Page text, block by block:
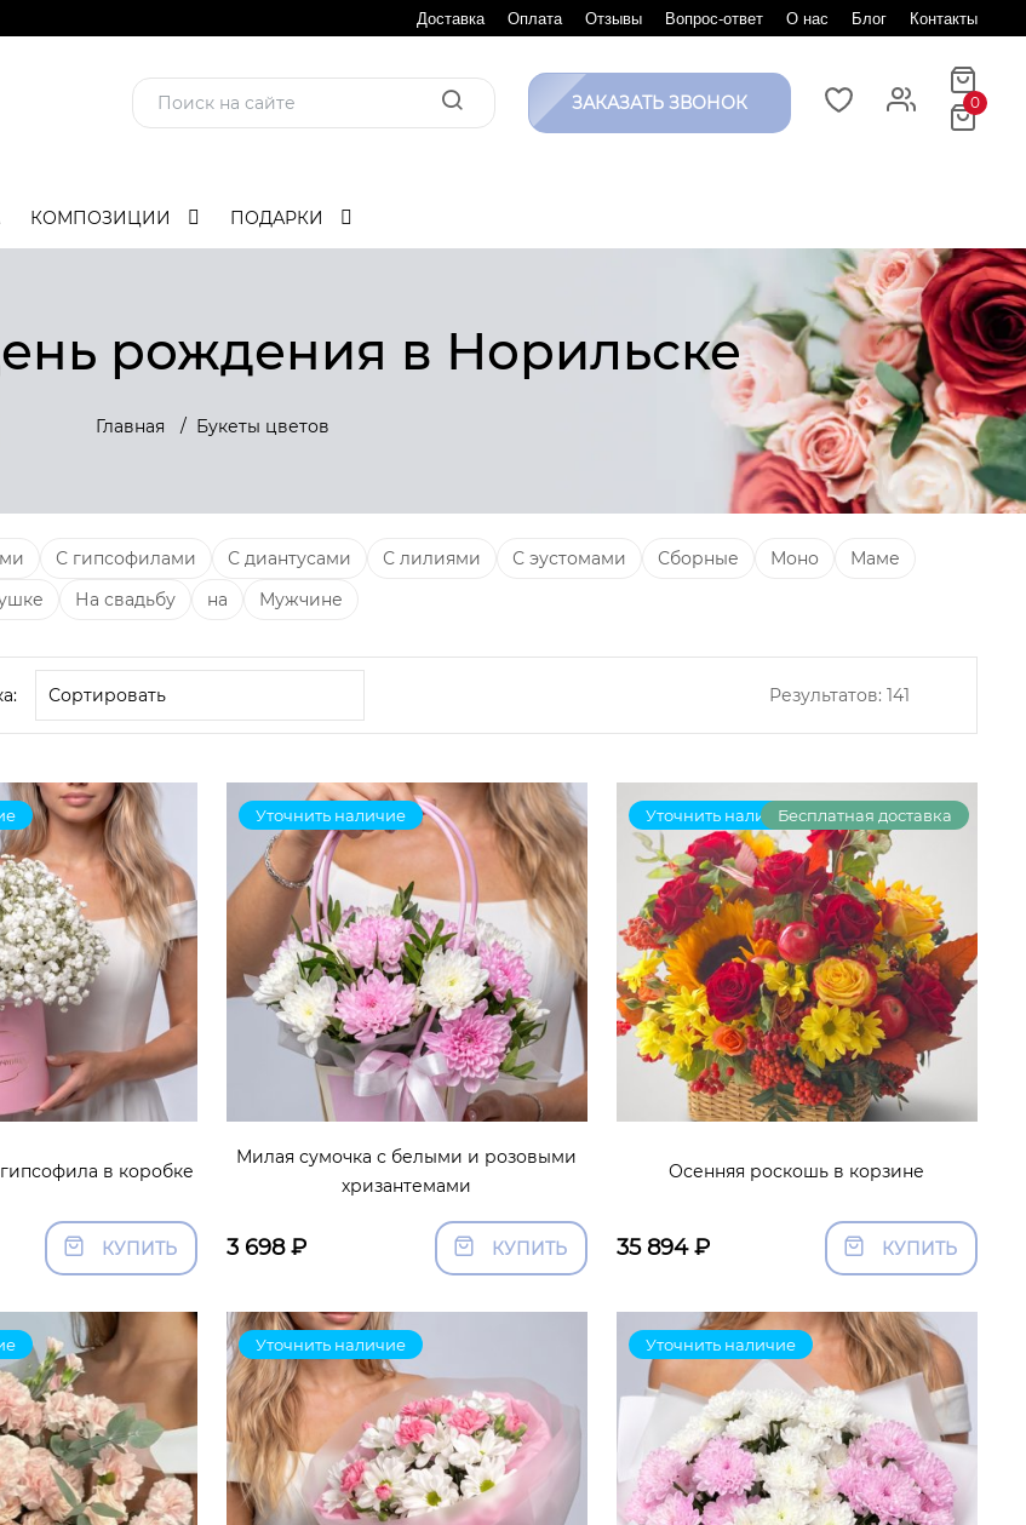
Доставка Оплата Отзывы Вопрос-ответ О нас Блог Контакты
ЗАКАЗАТЬ ЗВОНОК 0
КОМПОЗИЦИИ ПОДАРКИ
рождения в Норильске
Главная Букеты цветов
С гипсофилами С диантусами С лилиями С эустомами Сборные Моно
Маме
На свадьбу на Мужчине
Результатов: 141
в коробке
КУПИТЬ
Уточнить наличие
Милая сумочка с белыми и розовыми
хризантемами
3 698₽ КУПИТЬ
Уточнить наличиеБесплатная доставка
Осенняя роскошь в корзине
35 894₽ КУПИТЬ
Уточнить наличие Уточнить наличие